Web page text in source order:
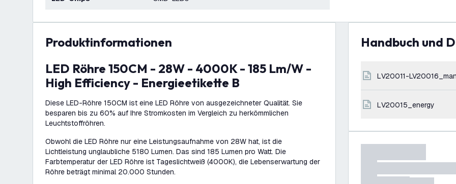
Produktinformationen
LED Röhre 150CM - 28W - 4000K - 185 Lm/W -
High Efficiency - Energieetikette B
Diese LED-Röhre 150CM ist eine LED Röhre von ausgezeichneter Qualität. Sie
besparen bis zu 60% auf Ihre Stromkosten im Vergleich zu herkömmlichen
Leuchtstoffröhren.
Obwohl die LED Röhre nur eine Leistungsaufnahme von 28W hat, ist die
Lichtleistung unglaubliche 5180 Lumen. Das sind 185 Lumen pro Watt. Die
Farbtemperatur der LED Röhre ist Tageslichtweiß (4000K), die Lebenserwartung der
Röhre beträgt minimal 20.000 Stunden.
Handbuch und
LV20011-
LV20015_energy